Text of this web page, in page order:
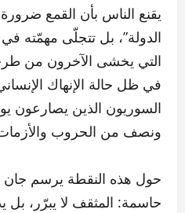
يقنع الناس بأن القمع
الدولة”، بل تتجلّى مهمّته
التي يخشى الآخرون من
في ظل حالة الإنهاك
السوريون الذين يصارعون
ونصف من الحروب
حول هذه النقطة يرسم
حاسمة: المثقف لا يبرّر، بل